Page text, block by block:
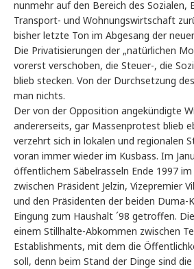
nunmehr auf den Bereich des Sozialen,
Transport- und Wohnungswirtschaft
bisher letzte Ton im Abgesang der
Die Privatisierungen der „natürlichen
vorerst verschoben, die Steuer-, die
blieb stecken. Von der Durchsetzung
man nichts.
Der von der Opposition angekündigte
andererseits, gar Massenprotest blieb
verzehrt sich in lokalen und regionalen
voran immer wieder im Kusbass. Im
öffentlichem Säbelrasseln Ende 1997 im
zwischen Präsident Jelzin, Vizepremier
und den Präsidenten der beiden Duma-
Eingung zum Haushalt ´98 getroffen.
einem Stillhalte-Abkommen zwischen
Establishments, mit dem die
soll, denn beim Stand der Dinge sind